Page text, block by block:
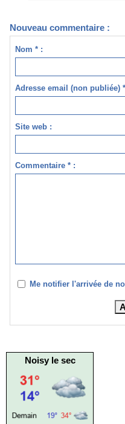
Nouveau commentaire :
Nom * :
Adresse email (non publiée)
Site web :
Commentaire * :
Me notifier l'arrivée de
Noisy le sec